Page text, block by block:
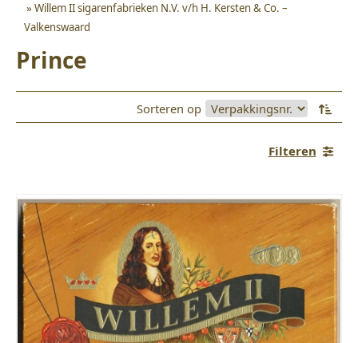
» Willem II sigarenfabrieken N.V. v/h H. Kersten & Co. –
Valkenswaard
Prince
Sorteren op
Filteren